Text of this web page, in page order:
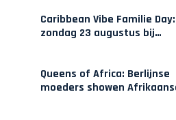
Caribbean Vibe Familie Day:
zondag 23 augustus bij
Queens of Africa: Berlijnse
moeders showen